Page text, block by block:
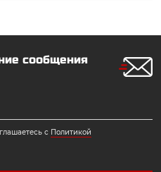
сообщения
с Политикой